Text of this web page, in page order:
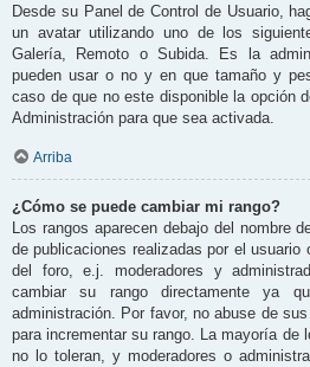
Desde su Panel de Control de Usuario,
un avatar utilizando uno de los
Galería, Remoto o Subida. Es la
pueden usar o no y en que tamaño y
caso de que no este disponible la opción
Administración para que sea activada.
Arriba
¿Cómo se puede cambiar mi rango?
Los rangos aparecen debajo del nombre
de publicaciones realizadas por el
del foro, e.j. moderadores y
cambiar su rango directamente ya
administración. Por favor, no abuse de
para incrementar su rango. La mayoría de
no lo toleran, y moderadores o